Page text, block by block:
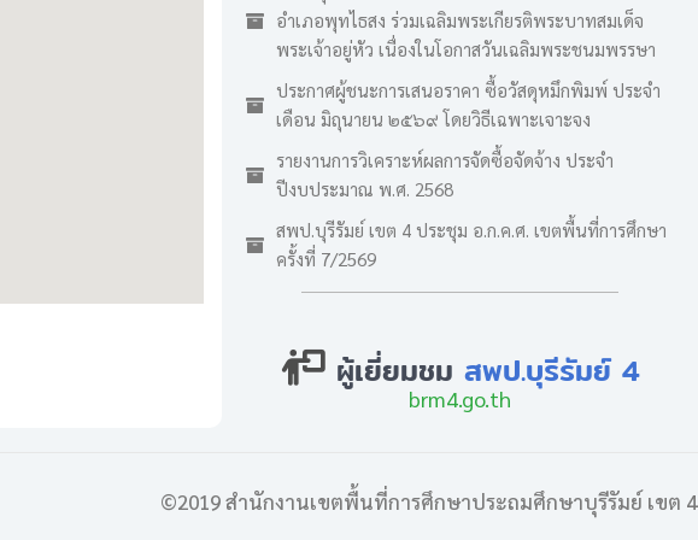
อำเภอพุทไธสง ร่วมเฉลิมพระเกียรติพระบาทสมเด็จ
พระเจ้าอยู่หัว เนื่องในโอกาสวันเฉลิมพระชนมพรรษา
ประกาศผู้ชนะการเสนอราคา ซื้อวัสดุหมึกพิมพ์ ประจำ
เดือน มิถุนายน ๒๕๖๙ โดยวิธีเฉพาะเจาะจง
รายงานการวิเคราะห์ผลการจัดซื้อจัดจ้าง ประจำ
ปีงบประมาณ พ.ศ. 2568
สพป.บุรีรัมย์ เขต 4 ประชุม อ.ก.ค.ศ. เขตพื้นที่การศึกษา
ครั้งที่ 7/2569
ผู้เยี่ยมชม สพป.บุรีรัมย์ 4
brm4.go.th
©2019 สำนักงานเขตพื้นที่การศึกษาประถมศึกษาบุรีรัมย์ เขต 4